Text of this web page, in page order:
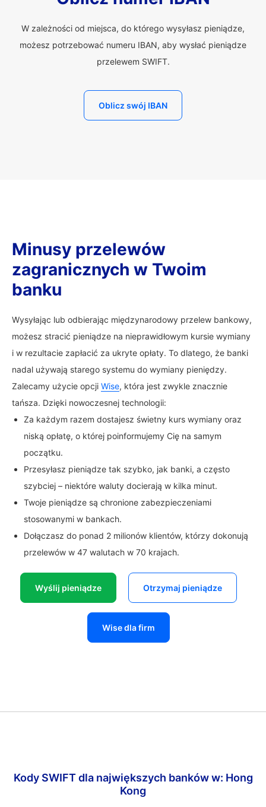
W zależności od miejsca, do którego wysyłasz pieniądze,
możesz potrzebować numeru IBAN, aby wysłać pieniądze
przelewem SWIFT.
Oblicz swój IBAN
Minusy przelewów
zagranicznych w Twoim
banku
Wysyłając lub odbierając międzynarodowy przelew bankowy,
możesz stracić pieniądze na nieprawidłowym kursie wymiany
i w rezultacie zapłacić za ukryte opłaty. To dlatego, że banki
nadal używają starego systemu do wymiany pieniędzy.
Zalecamy użycie opcji Wise, która jest zwykle znacznie
tańsza. Dzięki nowoczesnej technologii:
Za każdym razem dostajesz świetny kurs wymiany oraz
niską opłatę, o której poinformujemy Cię na samym
początku.
Przesyłasz pieniądze tak szybko, jak banki, a często
szybciej – niektóre waluty docierają w kilka minut.
Twoje pieniądze są chronione zabezpieczeniami
stosowanymi w bankach.
Dołączasz do ponad 2 milionów klientów, którzy dokonują
przelewów w 47 walutach w 70 krajach.
Wyślij pieniądze Otrzymaj pieniądze
Wise dla firm
Kody SWIFT dla największych banków w: Hong
Kong